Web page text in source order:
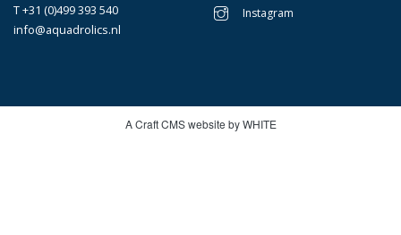
T +31 (0)499 393 540
info@aquadrolics.nl
Instagram
A Craft CMS website by WHITE